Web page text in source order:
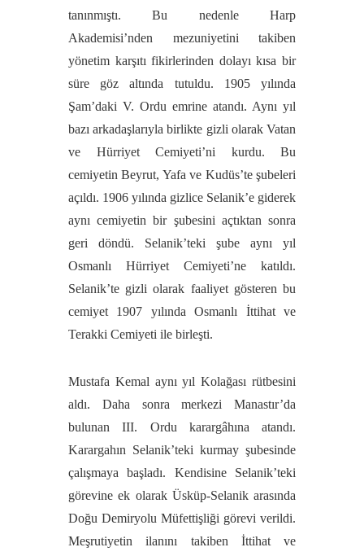
tanınmıştı. Bu nedenle Harp
Akademisi’nden mezuniyetini takiben
yönetim karşıtı fikirlerinden dolayı kısa bir
süre göz altında tutuldu. 1905 yılında
Şam’daki V. Ordu emrine atandı. Aynı yıl
bazı arkadaşlarıyla birlikte gizli olarak Vatan
ve Hürriyet Cemiyeti’ni kurdu. Bu
cemiyetin Beyrut, Yafa ve Kudüs’te şubeleri
açıldı. 1906 yılında gizlice Selanik’e giderek
aynı cemiyetin bir şubesini açtıktan sonra
geri döndü. Selanik’teki şube aynı yıl
Osmanlı Hürriyet Cemiyeti’ne katıldı.
Selanik’te gizli olarak faaliyet gösteren bu
cemiyet 1907 yılında Osmanlı İttihat ve
Terakki Cemiyeti ile birleşti.
Mustafa Kemal aynı yıl Kolağası rütbesini
aldı. Daha sonra merkezi Manastır’da
bulunan III. Ordu karargâhına atandı.
Karargahın Selanik’teki kurmay şubesinde
çalışmaya başladı. Kendisine Selanik’teki
görevine ek olarak Üsküp-Selanik arasında
Doğu Demiryolu Müfettişliği görevi verildi.
Meşrutiyetin ilanını takiben İttihat ve